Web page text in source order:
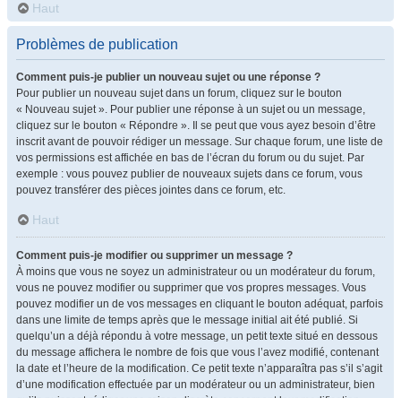
Haut
Problèmes de publication
Comment puis-je publier un nouveau sujet ou une réponse ?
Pour publier un nouveau sujet dans un forum, cliquez sur le bouton
« Nouveau sujet ». Pour publier une réponse à un sujet ou un message,
cliquez sur le bouton « Répondre ». Il se peut que vous ayez besoin d’être
inscrit avant de pouvoir rédiger un message. Sur chaque forum, une liste de
vos permissions est affichée en bas de l’écran du forum ou du sujet. Par
exemple : vous pouvez publier de nouveaux sujets dans ce forum, vous
pouvez transférer des pièces jointes dans ce forum, etc.
Haut
Comment puis-je modifier ou supprimer un message ?
À moins que vous ne soyez un administrateur ou un modérateur du forum,
vous ne pouvez modifier ou supprimer que vos propres messages. Vous
pouvez modifier un de vos messages en cliquant le bouton adéquat, parfois
dans une limite de temps après que le message initial ait été publié. Si
quelqu’un a déjà répondu à votre message, un petit texte situé en dessous
du message affichera le nombre de fois que vous l’avez modifié, contenant
la date et l’heure de la modification. Ce petit texte n’apparaîtra pas s’il s’agit
d’une modification effectuée par un modérateur ou un administrateur, bien